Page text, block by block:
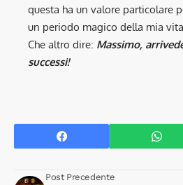
questa ha un valore particolare
un periodo magico della mia
Che altro dire: Massimo,
successi!
Post Precedente